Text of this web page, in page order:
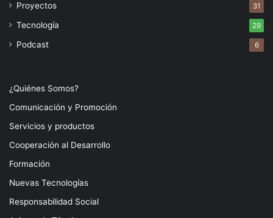
Proyectos 31
Tecnología 29
Podcast 6
¿Quiénes Somos?
Comunicación y Promoción
Servicios y productos
Cooperación al Desarrollo
Formación
Nuevas Tecnologías
Responsabilidad Social